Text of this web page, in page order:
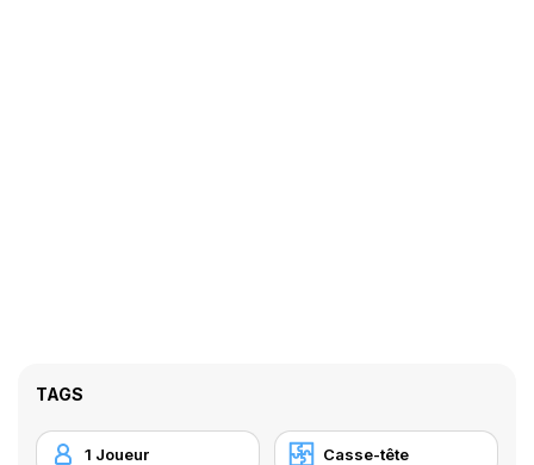
TAGS
1 Joueur Casse-tête